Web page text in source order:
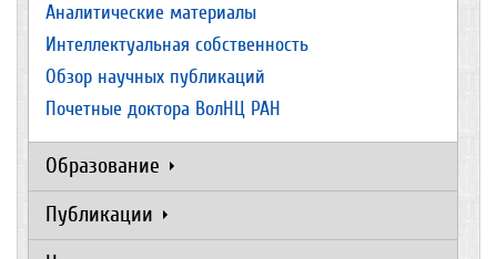
Аналитические материалы
Интеллектуальная собственность
Обзор научных публикаций
Почетные доктора ВолНЦ РАН
Образование
Публикации